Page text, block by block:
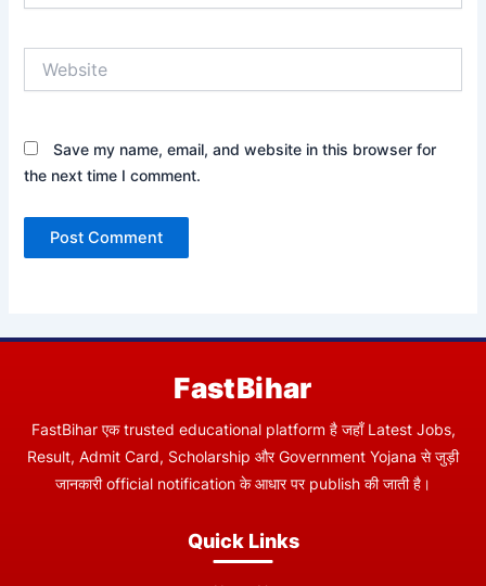
Save my name, email, and website in this browser for
the next time I comment.
FastBihar
FastBihar एक trusted educational platform है जहाँ Latest Jobs,
Result, Admit Card, Scholarship और Government Yojana से जुड़ी
जानकारी official notification के आधार पर publish की जाती है।
Quick Links